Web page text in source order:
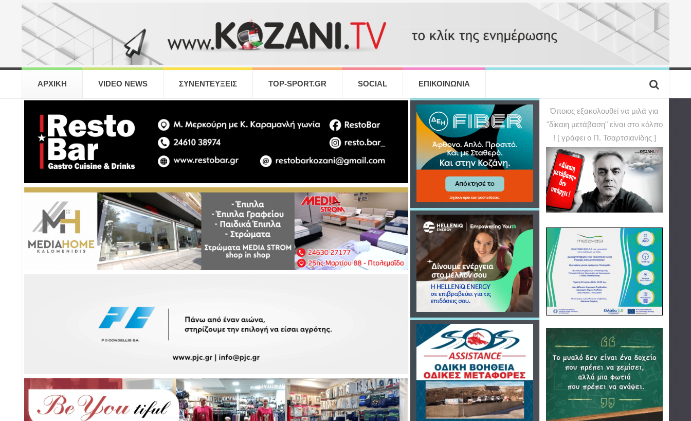
ΑΡΧΙΚΗ VIDEO NEWS ΣΥΝΕΝΤΕΥΞΕΙΣ TOP-SPORT.GR SOCIAL ΕΠΙΚΟΙΝΩΝΙΑ
Όποιος εξακολουθεί να μιλά για
"δίκαιη μετάβαση" είναι στο κόλπο
! [ γράφει ο Π. Τσαρτσιανίδης ]